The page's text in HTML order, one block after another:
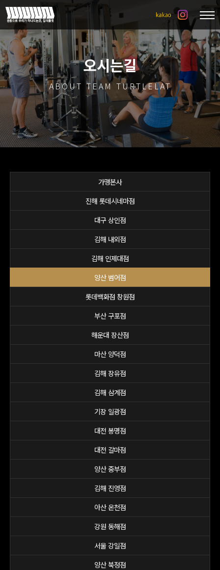
오시는길
ABOUT TEAM TURTLELAT
가맹본사
진해 롯데시네마점
대구 상인점
김해 내외점
김해 인제대점
양산 범어점
롯데백화점 창원점
부산 구포점
해운대 장산점
마산 양덕점
김해 장유점
김해 삼계점
기장 일광점
대전 봉명점
대전 갈마점
양산 중부점
김해 진영점
아산 온천점
강원 동해점
서울 강일점
양산 북정점